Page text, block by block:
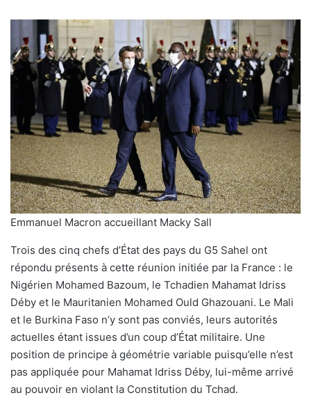
Emmanuel Macron accueillant Macky Sall
Trois des cinq chefs d’État des pays du G5 Sahel ont
répondu présents à cette réunion initiée par la France : le
Nigérien Mohamed Bazoum, le Tchadien Mahamat Idriss
Déby et le Mauritanien Mohamed Ould Ghazouani. Le Mali
et le Burkina Faso n’y sont pas conviés, leurs autorités
actuelles étant issues d’un coup d’État militaire. Une
position de principe à géométrie variable puisqu’elle n’est
pas appliquée pour Mahamat Idriss Déby, lui-même arrivé
au pouvoir en violant la Constitution du Tchad.